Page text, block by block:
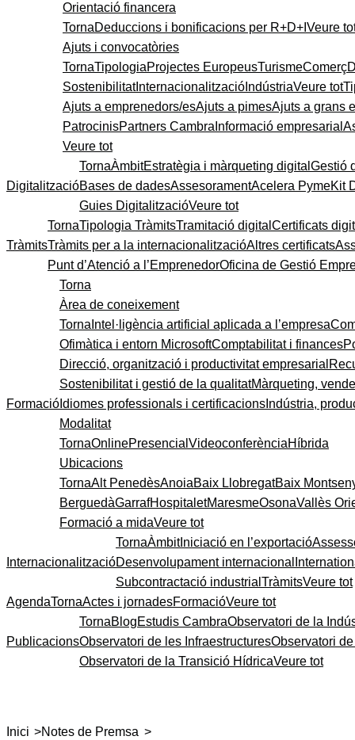
Orientació financera
TornaDeduccions i bonificacions per R+D+I Veure
Ajuts i convocatòries
TornaTipologiaProjectes EuropeusTurismeComerç
SostenibilitatInternacionalització IndústriaVeure tot
Ajuts a emprenedors/esAjuts a pimesAjuts a grans
PatrocinisPartners Cambra Informació empresarial
Veure tot
Digitalització
TornaÀmbitEstratègia i màrqueting digital Gestió
Bases de dadesAssesoramentAcelera PymeKit
Guies DigitalitzacióVeure tot
Tràmits
TornaTipologia TràmitsTramitació digital Certificats
Tràmits per a la internacionalitzacióAltres certificats
Punt d’Atenció a l’EmprenedorOficina de Gestió
Formació
Torna
Àrea de coneixement
Torna Intel·ligència artificial aplicada a l’empresa
Ofimàtica i entorn MicrosoftComptabilitat i finances
Direcció, organització i productivitat empresarial
Sostenibilitat i gestió de la qualitatMàrqueting,
Idiomes professionals i certificacions Indústria,
Modalitat
TornaOnlinePresencial VideoconferènciaHíbrida
Ubicacions
TornaAlt PenedèsAnoiaBaix LlobregatBaix
BerguedàGarrafHospitaletMaresmeOsonaVallès
Formació a midaVeure tot
Internacionalització
TornaÀmbitIniciació en l’exportació
Desenvolupament internacional
Subcontractació industrial TràmitsVeure tot
AgendaTornaActes i jornadesFormacióVeure tot
Publicacions
TornaBlogEstudis CambraObservatori de la
Observatori de les InfraestructuresObservatori
Observatori de la Transició HídricaVeure tot
Inici >Notes de Premsa >